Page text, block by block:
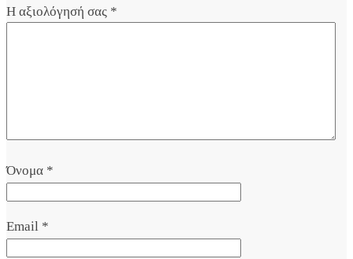
Η αξιολόγησή σας *
Όνομα *
Email *